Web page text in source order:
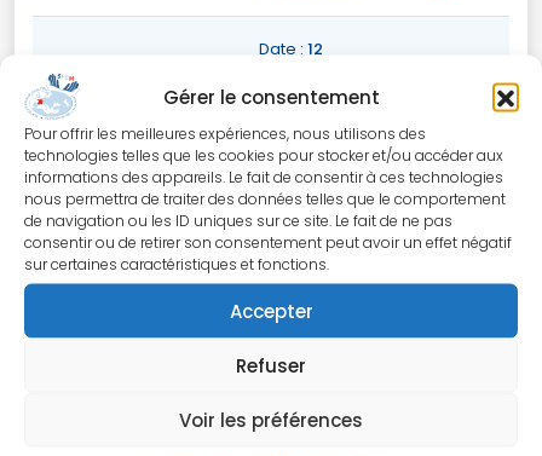
Gérer le consentement
Pour offrir les meilleures expériences, nous utilisons des
technologies telles que les cookies pour stocker et/ou accéder aux
informations des appareils. Le fait de consentir à ces technologies
nous permettra de traiter des données telles que le comportement
de navigation ou les ID uniques sur ce site. Le fait de ne pas
consentir ou de retirer son consentement peut avoir un effet négatif
sur certaines caractéristiques et fonctions.
Accepter
Refuser
Voir les préférences
Lettre du bureau n°11
Date : 12
2014
Lettre du bureau n°10
Date :21 juin
2014
Lettre du bureau n°9
Date :12
avril 2014
Date :
2013